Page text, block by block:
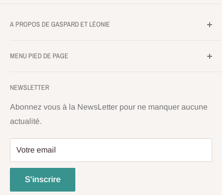
A PROPOS DE GASPARD ET LÉONIE
31300 TOULOUSE
06.52.54.48.14
contact@gaspardetleonie.com
Du Mardi au Samedi 10h-13h et 15h-18h30
MENU PIED DE PAGE
Politique de confidentialité
Conditions de vente
Conditions d'utilisation
Expédition
Politique de remboursement
NEWSLETTER
Abonnez vous à la NewsLetter pour ne manquer aucune
actualité.
Votre email
S'inscrire